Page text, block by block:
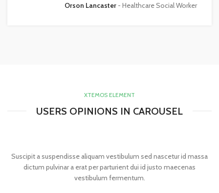
Orson Lancaster Healthcare Social Worker
XTEMOS ELEMENT
USERS OPINIONS IN CAROUSEL
Suscipit a suspendisse aliquam vestibulum sed nascetur id massa
dictum pulvinar a erat per parturient dui id justo maecenas
vestibulum fermentum.